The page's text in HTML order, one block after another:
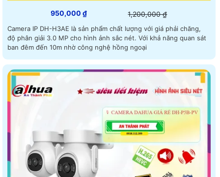
950,000 ₫ 1,200,000 ₫
Camera IP DH-H3AE là sản phẩm chất lượng với giá phải chăng,
độ phân giải 3.0 MP cho hình ảnh sắc nét. Với khả năng quan sát
ban đêm đến 10m nhờ công nghệ hồng ngoại